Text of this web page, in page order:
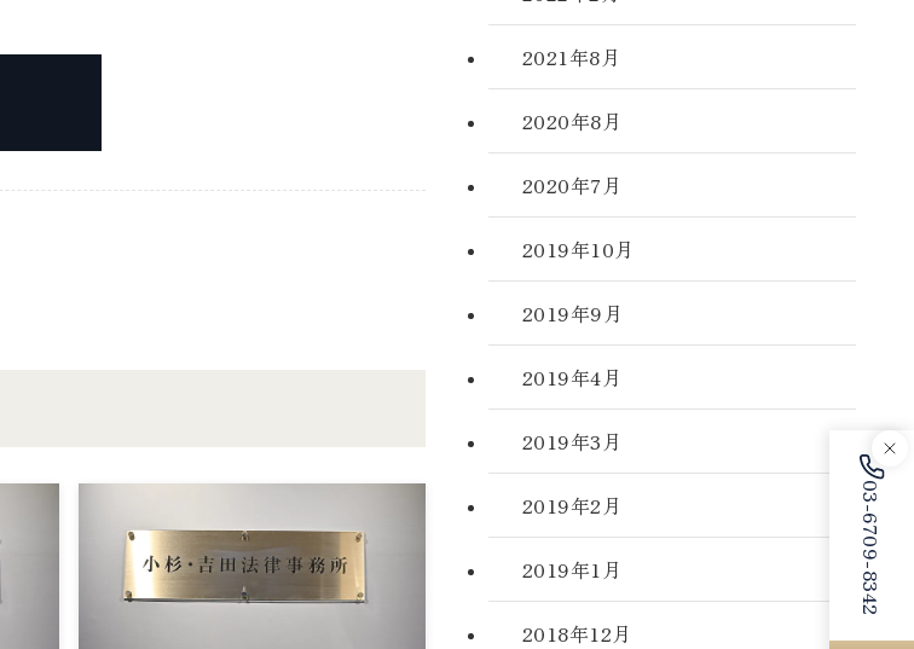
2021年8月
2020年8月
2020年7月
2019年10月
2019年9月
2019年4月
2019年3月
2019年2月
2019年1月
2018年12月
03-6709-8342